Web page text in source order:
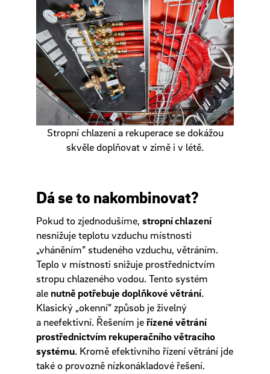
Stropní chlazení a rekuperace se dokážou
skvěle doplňovat v zimě i v létě.
Dá se to nakombinovat?
Pokud to zjednodušíme, stropní chlazení
nesnižuje teplotu vzduchu místnosti
„vháněním” studeného vzduchu, větráním.
Teplo v místnosti snižuje prostřednictvím
stropu chlazeného vodou. Tento systém
ale nutně potřebuje doplňkové větrání.
Klasický „okenní” způsob je živelný
a neefektivní. Řešením jeřízené větrání
prostřednictvím rekuperačního větracího
systému. Kromě efektivního řízení větrání jde
také o provozně nízkonákladové řešení.